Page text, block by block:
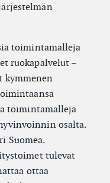
toimintamalleja
ruokapalvelut –
kymmenen
toimintamalleja
osalta.
Suomea.
tulevat
ottaa